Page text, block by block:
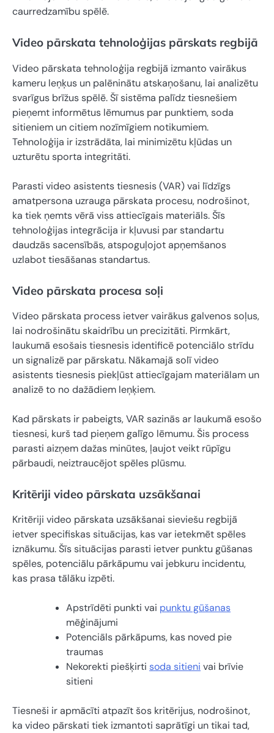
caurredzamību spēlē.
Video pārskata tehnoloģijas pārskats regbijā
Video pārskata tehnoloģija regbijā izmanto vairākus
kameru leņķus un palēninātu atskaņošanu, lai analizētu
svarīgus brīžus spēlē. Šī sistēma palīdz tiesnešiem
pieņemt informētus lēmumus par punktiem, soda
sitieniem un citiem nozīmīgiem notikumiem.
Tehnoloģija ir izstrādāta, lai minimizētu kļūdas un
uzturētu sporta integritāti.
Parasti video asistents tiesnesis (VAR) vai līdzīgs
amatpersona uzrauga pārskata procesu, nodrošinot,
ka tiek ņemts vērā viss attiecīgais materiāls. Šīs
tehnoloģijas integrācija ir kļuvusi par standartu
daudzās sacensībās, atspoguļojot apņemšanos
uzlabot tiesāšanas standartus.
Video pārskata procesa soļi
Video pārskata process ietver vairākus galvenos soļus,
lai nodrošinātu skaidrību un precizitāti. Pirmkārt,
laukumā esošais tiesnesis identificē potenciālo strīdu
un signalizē par pārskatu. Nākamajā solī video
asistents tiesnesis piekļūst attiecīgajam materiālam un
analizē to no dažādiem leņķiem.
Kad pārskats ir pabeigts, VAR sazinās ar laukumā esošo
tiesnesi, kurš tad pieņem galīgo lēmumu. Šis process
parasti aizņem dažas minūtes, ļaujot veikt rūpīgu
pārbaudi, neiztraucējot spēles plūsmu.
Kritēriji video pārskata uzsākšanai
Kritēriji video pārskata uzsākšanai sieviešu regbijā
ietver specifiskas situācijas, kas var ietekmēt spēles
iznākumu. Šīs situācijas parasti ietver punktu gūšanas
spēles, potenciālu pārkāpumu vai jebkuru incidentu,
kas prasa tālāku izpēti.
Apstrīdēti punkti vai punktu gūšanas
mēģinājumi
Potenciāls pārkāpums, kas noved pie
traumas
Nekorekti piešķirti soda sitieni vai brīvie
sitieni
Tiesneši ir apmācīti atpazīt šos kritērijus, nodrošinot,
ka video pārskati tiek izmantoti saprātīgi un tikai tad,